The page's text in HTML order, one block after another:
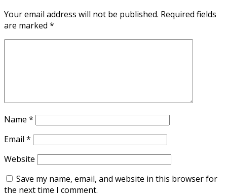
Your email address will not be published. Required fields
are marked *
Name *
Email *
Website
Save my name, email, and website in this browser for
the next time I comment.